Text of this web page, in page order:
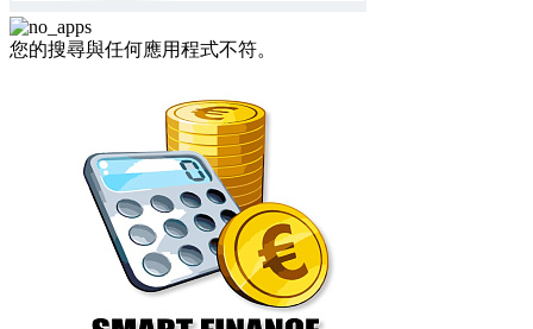
您的搜尋與任何應用程式不符。